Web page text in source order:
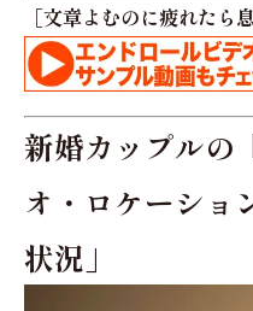
［文章よむのに疲れたら
新婚カップルの
オ・ロケーショ
状況」